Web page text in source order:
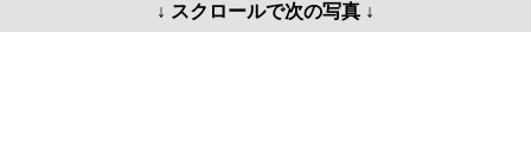
↓ スクロールで次の写真 ↓